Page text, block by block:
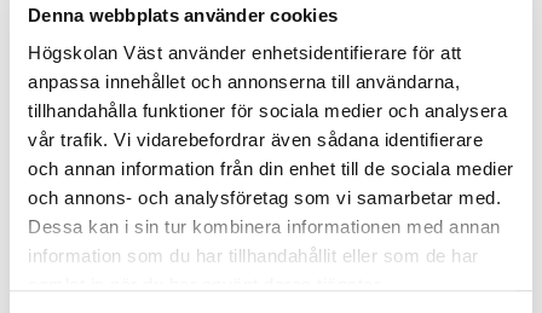
Denna webbplats använder cookies
Högskolan Väst använder enhetsidentifierare för att
anpassa innehållet och annonserna till användarna,
tillhandahålla funktioner för sociala medier och analysera
vår trafik. Vi vidarebefordrar även sådana identifierare
och annan information från din enhet till de sociala medier
och annons- och analysföretag som vi samarbetar med.
Dessa kan i sin tur kombinera informationen med annan
information som du har tillhandahållit eller som de har
Styrgrupp
Publikationer expand_more
Material expand_more
LÄS MER OM ARBETSPAKETEN